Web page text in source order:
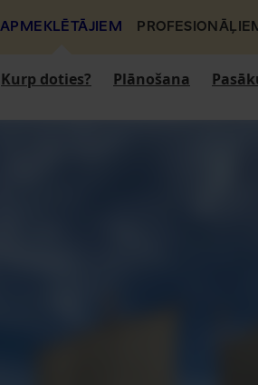
APMEKLĒTĀJIEM
Kurp doties? Plānošana